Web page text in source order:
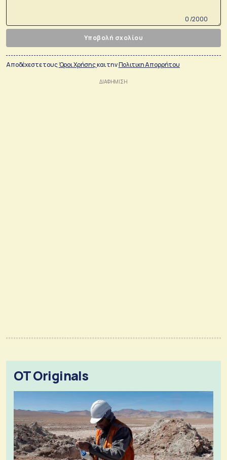
0 /2000
Υποβολή σχολίου
Αποδέχεστε τουςΌροι Χρήσηςκαι τηνΠολιτικη Απορρήτου
OT Originals